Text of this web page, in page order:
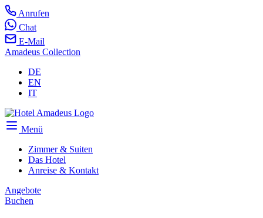
Anrufen
Chat
E-Mail
Amadeus Collection
DE
EN
IT
Menü
Zimmer & Suiten
Das Hotel
Anreise & Kontakt
Angebote
Buchen